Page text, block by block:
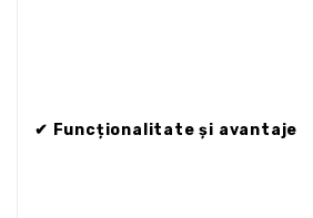
✔ Funcționalitate și avantaje